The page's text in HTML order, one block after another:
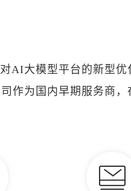
AI大模型平台的新型
作为国内早期服务商